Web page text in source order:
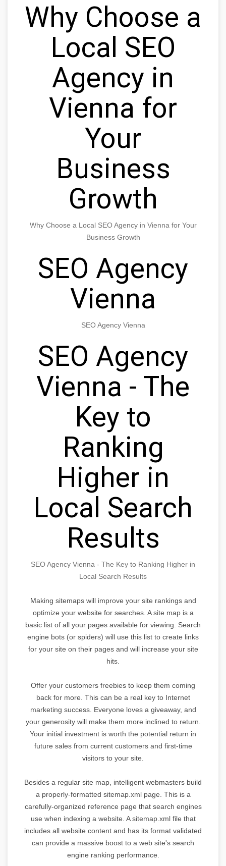
Why Choose a
Local SEO
Agency in
Vienna for
Your
Business
Growth
Why Choose a Local SEO Agency in Vienna for Your
Business Growth
SEO Agency
Vienna
SEO Agency Vienna
SEO Agency
Vienna - The
Key to
Ranking
Higher in
Local Search
Results
SEO Agency Vienna - The Key to Ranking Higher in
Local Search Results
Making sitemaps will improve your site rankings and
optimize your website for searches. A site map is a
basic list of all your pages available for viewing. Search
engine bots (or spiders) will use this list to create links
for your site on their pages and will increase your site
hits.
Offer your customers freebies to keep them coming
back for more. This can be a real key to Internet
marketing success. Everyone loves a giveaway, and
your generosity will make them more inclined to return.
Your initial investment is worth the potential return in
future sales from current customers and first-time
visitors to your site.
Besides a regular site map, intelligent webmasters build
a properly-formatted sitemap.xml page. This is a
carefully-organized reference page that search engines
use when indexing a website. A sitemap.xml file that
includes all website content and has its format validated
can provide a massive boost to a web site's search
engine ranking performance.